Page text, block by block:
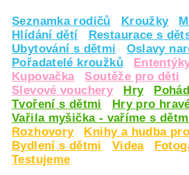
Seznamka rodičů Kroužky
Hlídání dětí
Restaurace s
Ubytování s dětmi
Oslavy
Pořadatelé kroužků
Kupovačka
Soutěže pro děti
Slevové vouchery
Hry
Tvoření s dětmi
Hry pro
Vařila myšička - vaříme s
Rozhovory
Knihy a hudba
Bydlení s dětmi
Videa
Testujeme